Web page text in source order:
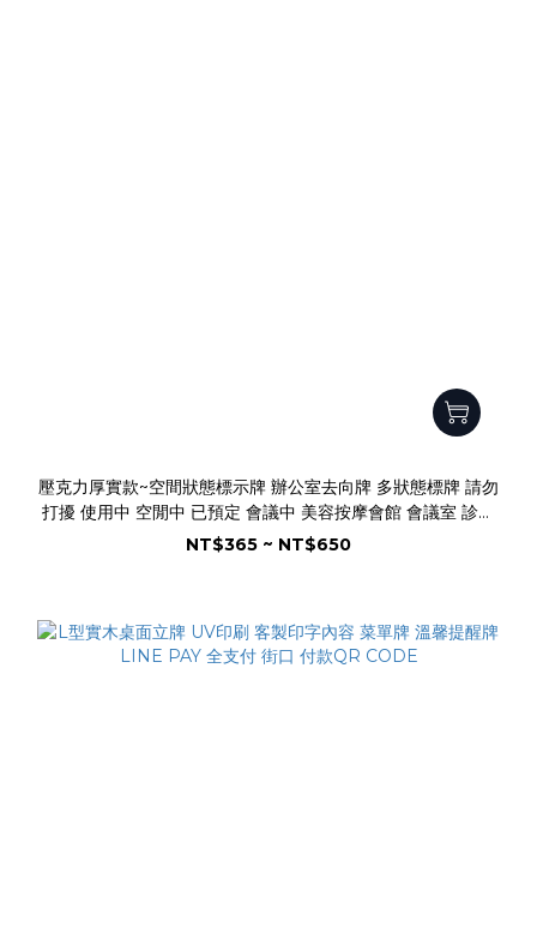
壓克力厚實款~空間狀態標示牌 辦公室去向牌 多狀態標牌 請勿
打擾 使用中 空閒中 已預定 會議中 美容按摩會館 會議室 診間
尺寸顏色狀態可客製
NT$365 ~ NT$650